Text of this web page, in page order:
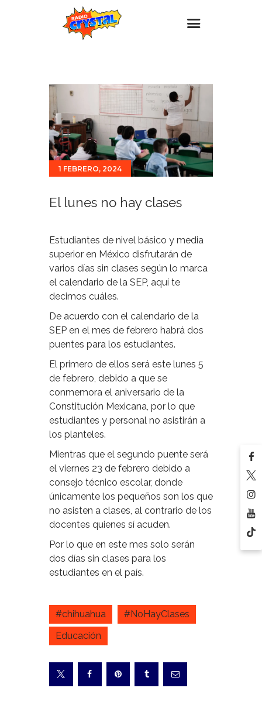
Estaciones
Eventos
Promociones
Noticias
Para ti
1 FEBRERO, 2024
El lunes no hay clases
Estudiantes de nivel básico y media
superior en México disfrutarán de
varios días sin clases según lo marca
el calendario de la SEP, aquí te
decimos cuáles.
De acuerdo con el calendario de la
SEP en el mes de febrero habrá dos
puentes para los estudiantes.
El primero de ellos será este lunes 5
de febrero, debido a que se
conmemora el aniversario de la
Constitución Mexicana, por lo que
estudiantes y personal no asistirán a
los planteles.
Mientras que el segundo puente será
el viernes 23 de febrero debido a
consejo técnico escolar, donde
únicamente los pequeños son los que
no asisten a clases, al contrario de los
docentes quienes sí acuden.
Por lo que en este mes solo serán
dos días sin clases para los
estudiantes en el país.
#chihuahua
#NoHayClases
Educación